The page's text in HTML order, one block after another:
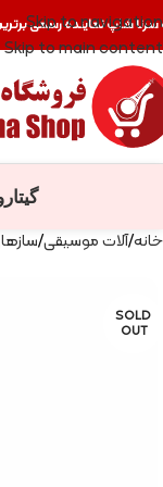
Skip to navigation
Skip to main content
سرنا شاپ نماینده رسمی
گیتار
خانه آلات موسیقی
SOLD
OUT